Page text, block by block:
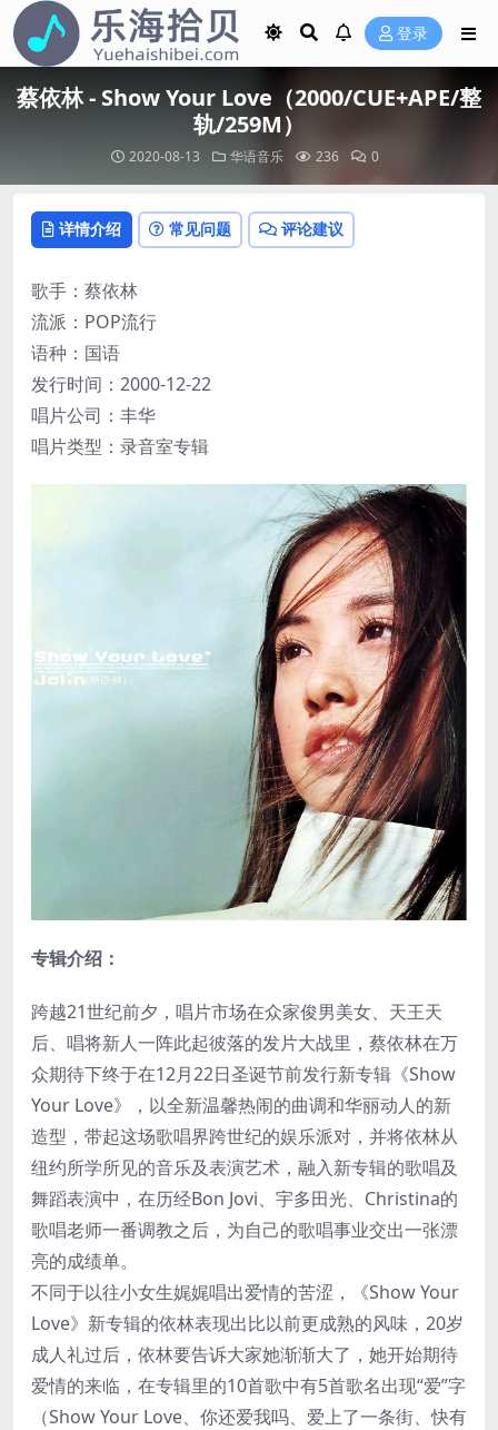
登录
蔡依林 - Show Your Love（2000/CUE+APE/整
轨/259M）
2020-08-13 华语音乐 236 0
详情介绍 常见问题 评论建议
歌手：蔡依林
流派：POP流行
语种：国语
发行时间：2000-12-22
唱片公司：丰华
唱片类型：录音室专辑
专辑介绍：
跨越21世纪前夕，唱片市场在众家俊男美女、天王天
后、唱将新人一阵此起彼落的发片大战里，蔡依林在万
众期待下终于在12月22日圣诞节前发行新专辑《Show
Your Love》，以全新温馨热闹的曲调和华丽动人的新
造型，带起这场歌唱界跨世纪的娱乐派对，并将依林从
纽约所学所见的音乐及表演艺术，融入新专辑的歌唱及
舞蹈表演中，在历经Bon Jovi、宇多田光、Christina的
歌唱老师一番调教之后，为自己的歌唱事业交出一张漂
亮的成绩单。
不同于以往小女生娓娓唱出爱情的苦涩，《Show Your
Love》新专辑的依林表现出比以前更成熟的风味，20岁
成人礼过后，依林要告诉大家她渐渐大了，她开始期待
爱情的来临，在专辑里的10首歌中有5首歌名出现“爱”字
（Show Your Love、你还爱我吗、爱上了一条街、快有